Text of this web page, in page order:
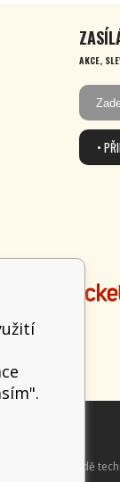
AKCE,
•
online; v případě